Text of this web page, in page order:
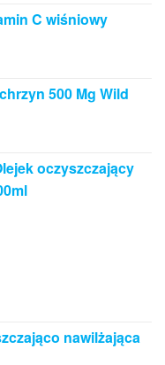
C wiśniowy
500 Mg Wild
oczyszczający
nawilżająca